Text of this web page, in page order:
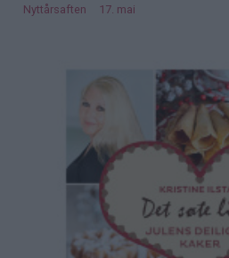
Nyttårsaften
17. mai